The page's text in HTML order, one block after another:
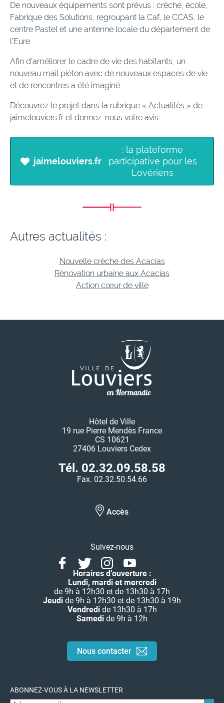
De nouveaux équipements sont prévus : crèche, école,
Fabrique des Solutions, regroupant la Caf, le CCAS, le
centre Pastel et une antenne locale du département de
l’Eure.
Afin d’améliorer le cadre de vie des habitants, un
nouveau mail piéton avec de nouveaux espaces de vie
et de rencontres a été imaginé.
Découvrez le projet dans la rubrique « Actualités » de
jaimelouviers.fr et donnez-nous votre avis.
jaimelouviers.fr
: la plateforme
participative pour les
Lovériens
Autres actualités :
Nouvelle crèche des Acacias
Rénovation urbaine aux Acacias
Action cœur de ville
Hôtel de Ville
19 rue Pierre Mendès France
CS 10621
27406 Louviers Cedex
Tél. 02.32.09.58.58
Fax. 02.32.50.54.66
Accès
Suivez-nous
FacebookTwitterInstagramYoutube
Horaires d’ouverture :
Lundi, mardi et mercredi
de 9h à 12h30 et de 13h30 à 17h
Jeudi de 9h à 12h30 et de 13h30 à 19h
Vendredide 13h30 à 17h
Samedi de 9h à 12h
Nous contacter
ABONNEZ-VOUS À LA NEWSLETTER